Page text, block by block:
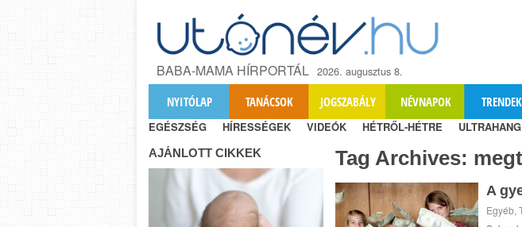
BABA-MAMA HÍRPORTÁL 2026. augusztus 8.
NYITÓLAP TANÁCSOK JOGSZABÁLY NÉVNAPOK TRENDEK
EGÉSZSÉG HÍRESSÉGEK VIDEÓK HÉTRŐL-HÉTRE ULTRAHANG
Tag Archives:
A
Egyéb,
AJÁNLOTT CIKKEK